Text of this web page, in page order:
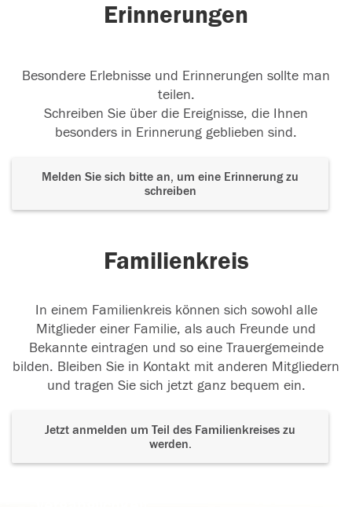
Erinnerungen
Besondere Erlebnisse und Erinnerungen sollte man
teilen.
Schreiben Sie über die Ereignisse, die Ihnen
besonders in Erinnerung geblieben sind.
Melden Sie sich bitte an, um eine Erinnerung zu
schreiben
Familienkreis
In einem Familienkreis können sich sowohl alle
Mitglieder einer Familie, als auch Freunde und
Bekannte eintragen und so eine Trauergemeinde
bilden. Bleiben Sie in Kontakt mit anderen Mitgliedern
und tragen Sie sich jetzt ganz bequem ein.
Jetzt anmelden um Teil des Familienkreises zu
werden.